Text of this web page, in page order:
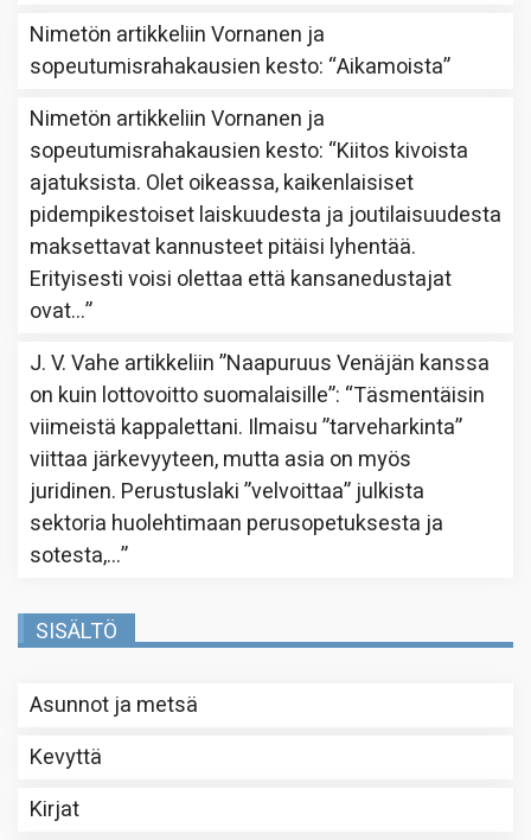
Nimetön artikkeliinVornanen ja
sopeutumisrahakausien kesto: “Aikamoista”
Nimetön artikkeliinVornanen ja
sopeutumisrahakausien kesto: “Kiitos kivoista
ajatuksista. Olet oikeassa, kaikenlaisiset
pidempikestoiset laiskuudesta ja joutilaisuudesta
maksettavat kannusteet pitäisi lyhentää.
Erityisesti voisi olettaa että kansanedustajat
ovat…”
J. V. Vahe artikkeliin”Naapuruus Venäjän kanssa
on kuin lottovoitto suomalaisille”: “Täsmentäisin
viimeistä kappalettani. Ilmaisu ”tarveharkinta”
viittaa järkevyyteen, mutta asia on myös
juridinen. Perustuslaki ”velvoittaa” julkista
sektoria huolehtimaan perusopetuksesta ja
sotesta,…”
SISÄLTÖ
Asunnot ja metsä
Kevyttä
Kirjat